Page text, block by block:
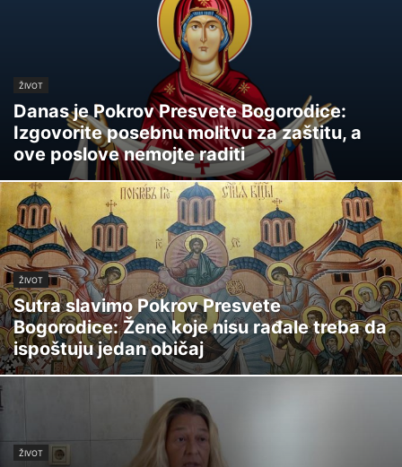
ŽIVOT
Danas je Pokrov Presvete Bogorodice:
Izgovorite posebnu molitvu za zaštitu, a
ove poslove nemojte raditi
ŽIVOT
Sutra slavimo Pokrov Presvete
Bogorodice: Žene koje nisu rađale treba da
ispoštuju jedan običaj
ŽIVOT